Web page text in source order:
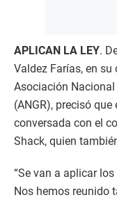
APLICAN LA LEY.
Valdez Farías, en
Asociación Nacional
(ANGR), precisó
conversada con el
Shack, quien
“Se van a aplicar
Nos hemos reunido